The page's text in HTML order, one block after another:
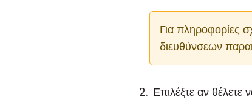
Για πληροφορίες
διευθύνσεων
Επιλέξτε αν θέλετε